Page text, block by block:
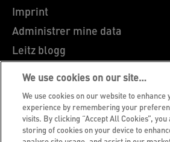
Imprint
Administrer mine data
Leitz blogg
Karriere
Leitz EasyPrint
Kundeservice
Veiledning for resirkulering av
We use cookies on our site…
We use cookies on our website to enhance
experience by remembering your
visits. By clicking “Accept All Cookies”,
storing of cookies on your device to